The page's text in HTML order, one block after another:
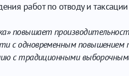
работ по отводу и
повышает
с одновременным
с традиционными